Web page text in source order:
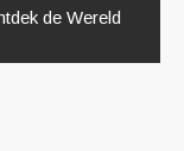
de Wereld